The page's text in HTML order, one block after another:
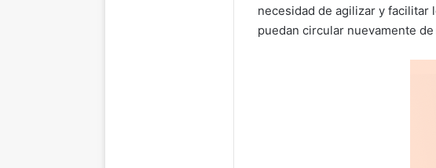
necesidad de agilizar y
puedan circular nuevamente